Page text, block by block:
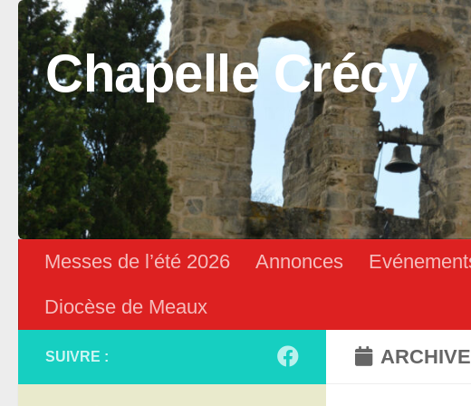
Skip to content
Chapelle Crécy
Messes de l’été 2026 Annonces
Diocèse de Meaux
SUIVRE :